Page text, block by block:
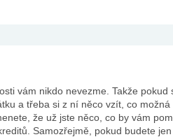
vám nikdo nevezme. Takže pokud
a třeba si z ní něco vzít, co
že už jste něco, co by vám
Samozřejmě, pokud budete